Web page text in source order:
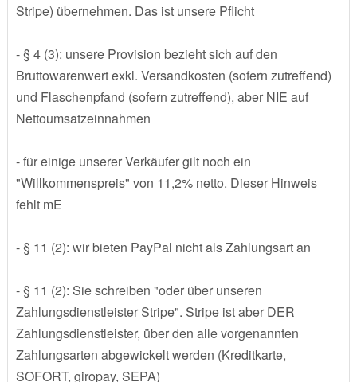
Stripe) übernehmen. Das ist unsere Pflicht
- § 4 (3): unsere Provision bezieht sich auf den
Bruttowarenwert exkl. Versandkosten (sofern zutreffend)
und Flaschenpfand (sofern zutreffend), aber NIE auf
Nettoumsatzeinnahmen
- für einige unserer Verkäufer gilt noch ein
"Willkommenspreis" von 11,2% netto. Dieser Hinweis
fehlt mE
- § 11 (2): wir bieten PayPal nicht als Zahlungsart an
- § 11 (2): Sie schreiben "oder über unseren
Zahlungsdienstleister Stripe". Stripe ist aber DER
Zahlungsdienstleister, über den alle vorgenannten
Zahlungsarten abgewickelt werden (Kreditkarte,
SOFORT, giropay, SEPA)